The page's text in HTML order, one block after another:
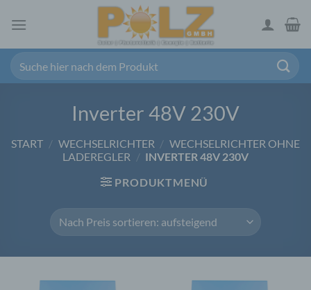
Inhalt
Inverter 48V 230V
START / WECHSELRICHTER / WECHSELRICHTER OHNE
LADEREGLER / INVERTER 48V 230V
PRODUKTMENÜ